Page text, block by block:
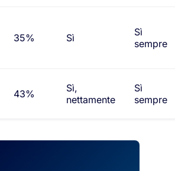
35% Sì
Sì
sempre
43%
Sì,
nettamente
Sì
sempre